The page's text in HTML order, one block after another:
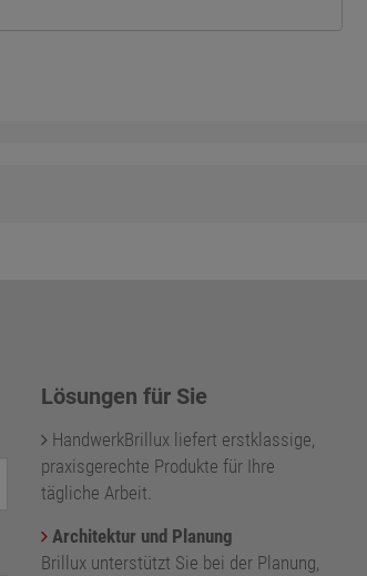
Lösungen für Sie
HandwerkBrillux liefert erstklassige,
praxisgerechte Produkte für Ihre
tägliche Arbeit.
Architektur und Planung
Brillux unterstützt Sie bei der Planung,